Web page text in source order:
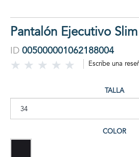
Pantalón Ejecutivo
ID 005000001062188004
Escribe una
TALLA
COLOR